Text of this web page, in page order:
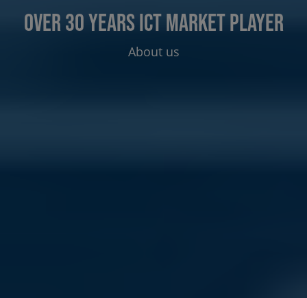
over 30 years ICT market player
About us